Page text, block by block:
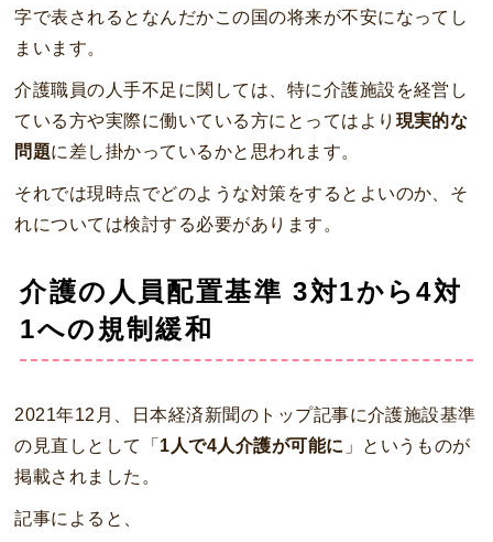
字で表されるとなんだかこの国の将来が不安になってし
まいます。
介護職員の人手不足に関しては、特に介護施設を経営し
ている方や実際に働いている方にとってはより 現実的な
問題に差し掛かっているかと思われます。
それでは現時点でどのような対策をするとよいのか、そ
れについては検討する必要があります。
介護の人員配置基準 3対1から4対
1への規制緩和
2021年12月、日本経済新聞のトップ記事に介護施設基準
の見直しとして「 1人で4人介護が可能に 」というものが
掲載されました。
記事によると、